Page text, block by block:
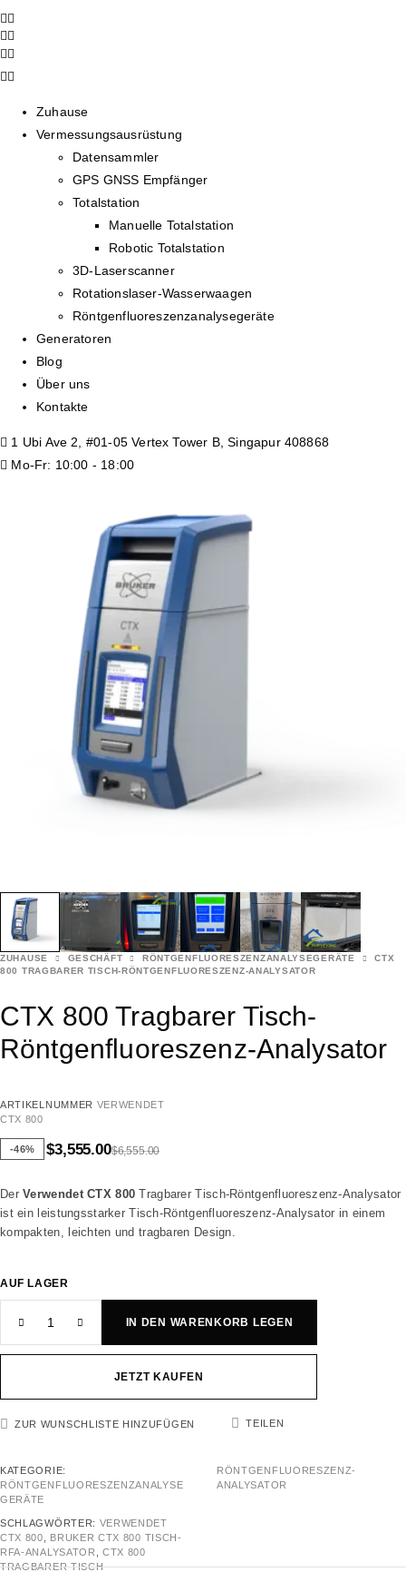
Zuhause
Vermessungsausrüstung
Datensammler
GPS GNSS Empfänger
Totalstation
Manuelle Totalstation
Robotic Totalstation
3D-Laserscanner
Rotationslaser-Wasserwaagen
Röntgenfluoreszenzanalysegeräte
Generatoren
Blog
Über uns
Kontakte
1 Ubi Ave 2, #01-05 Vertex Tower B, Singapur 408868
Mo-Fr: 10:00 - 18:00
ZUHAUSE GESCHÄFT RÖNTGENFLUORESZENZANALYSEGERÄTE
CTX
800 TRAGBARER TISCH-RÖNTGENFLUORESZENZ-ANALYSATOR
CTX 800 Tragbarer Tisch-
Röntgenfluoreszenz-Analysator
ARTIKELNUMMER VERWENDET
CTX 800
-46% $6,555.00
$3,555.00
DerVerwendet CTX 800 Tragbarer Tisch-Röntgenfluoreszenz-Analysator
ist ein leistungsstarker Tisch-Röntgenfluoreszenz-Analysator in einem
kompakten, leichten und tragbaren Design.
AUF LAGER
IN DEN WARENKORB LEGEN
JETZT KAUFEN
ZUR WUNSCHLISTE HINZUFÜGEN TEILEN
KATEGORIE:
RÖNTGENFLUORESZENZANALYSE
GERÄTE
SCHLAGWÖRTER: VERWENDET
CTX 800
BRUKER CTX 800 TISCH-
RFA-ANALYSATOR
CTX 800
TRAGBARER TISCH-
RÖNTGENFLUORESZENZ-
ANALYSATOR